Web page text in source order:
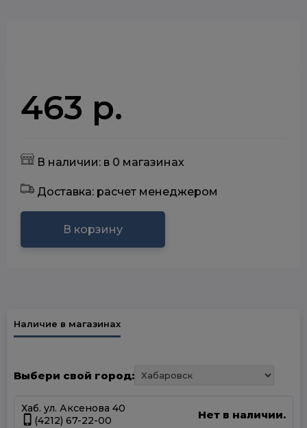
463 р.
В наличии: в 0 магазинах
Доставка: расчет менеджером
В корзину
Наличие в магазинах
Выбери свой город:
Хаб. ул. Аксенова 40
(4212) 67-22-00
Нет в наличии.